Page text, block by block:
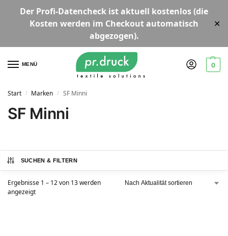
Der Profi-Datencheck ist aktuell kostenlos(die
Kosten werden im Checkout automatisch
abgezogen).
✕
MENÜ 0
Start / Marken / SF Minni
SF Minni
SUCHEN & FILTERN
Ergebnisse 1 – 12 von 13 werden
angezeigt